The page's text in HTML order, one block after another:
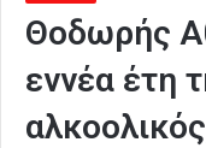
Θοδωρής
εννέα έτη